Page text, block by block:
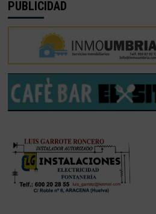
PUBLICIDAD